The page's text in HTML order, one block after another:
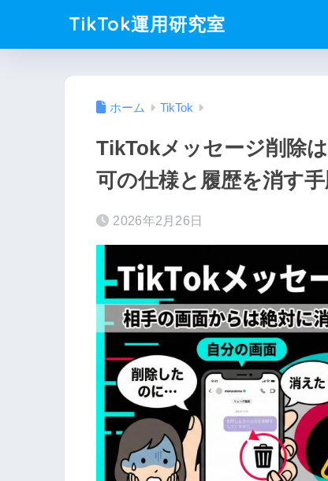
TikTok運用研究室
ホーム TikTok
TikTokメッセージ削除
可の仕様と履歴を消す
2026年2月26日